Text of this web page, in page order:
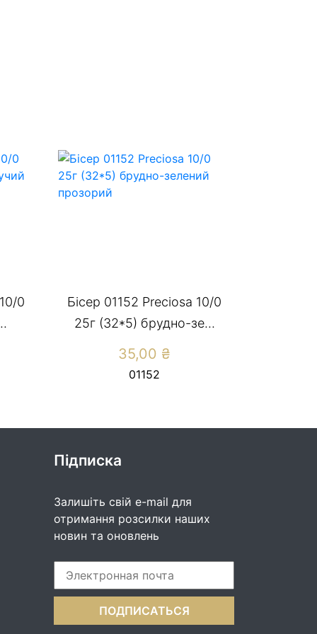
0
Бісер 01152 Preciosa 10/0
25г (32*5) брудно-зе...
35,00 ₴
01152
Підписка
Залишіть свій e-mail для
отримання розсилки наших
новин та оновлень